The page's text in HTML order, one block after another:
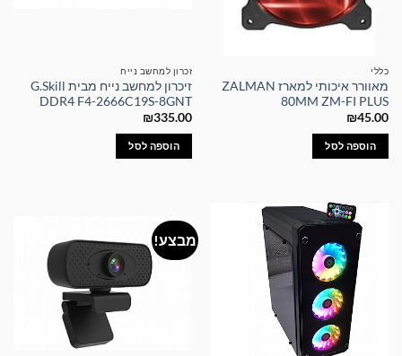
כללי
מאוורר איכותי למארז ZALMAN
80MM ZM-FI PLUS
₪45.00
הוספה לסל
זכרון למחשב נייח
זיכרון למחשב נייח מבית G.Skill
DDR4 F4-2666C19S-8GNT
₪335.00
הוספה לסל
מבצע!